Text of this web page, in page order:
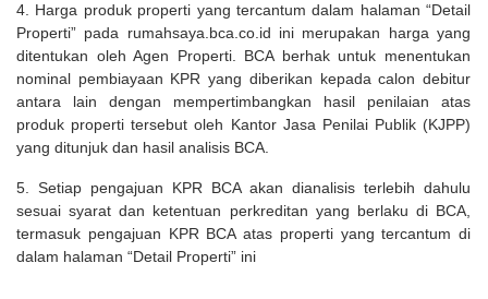
4. Harga produk properti yang tercantum dalam halaman “Detail
Properti” pada rumahsaya.bca.co.id ini merupakan harga yang
ditentukan oleh Agen Properti. BCA berhak untuk menentukan
nominal pembiayaan KPR yang diberikan kepada calon debitur
antara lain dengan mempertimbangkan hasil penilaian atas
produk properti tersebut oleh Kantor Jasa Penilai Publik (KJPP)
yang ditunjuk dan hasil analisis BCA.
5. Setiap pengajuan KPR BCA akan dianalisis terlebih dahulu
sesuai syarat dan ketentuan perkreditan yang berlaku di BCA,
termasuk pengajuan KPR BCA atas properti yang tercantum di
dalam halaman “Detail Properti” ini